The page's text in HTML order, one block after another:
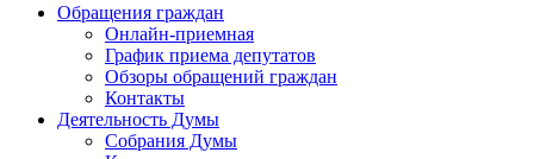
Обращения граждан
Онлайн-приемная
График приема депутатов
Обзоры обращений граждан
Контакты
Деятельность Думы
Собрания Думы